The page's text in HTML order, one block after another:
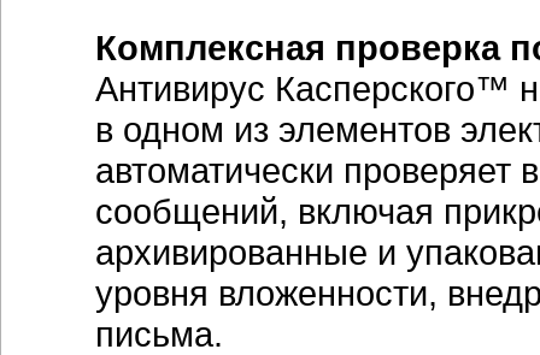
Комплексная проверка
Антивирус Касперского™
в одном из элементов
автоматически проверяет
сообщений, включая
архивированные и
уровня вложенности,
письма.